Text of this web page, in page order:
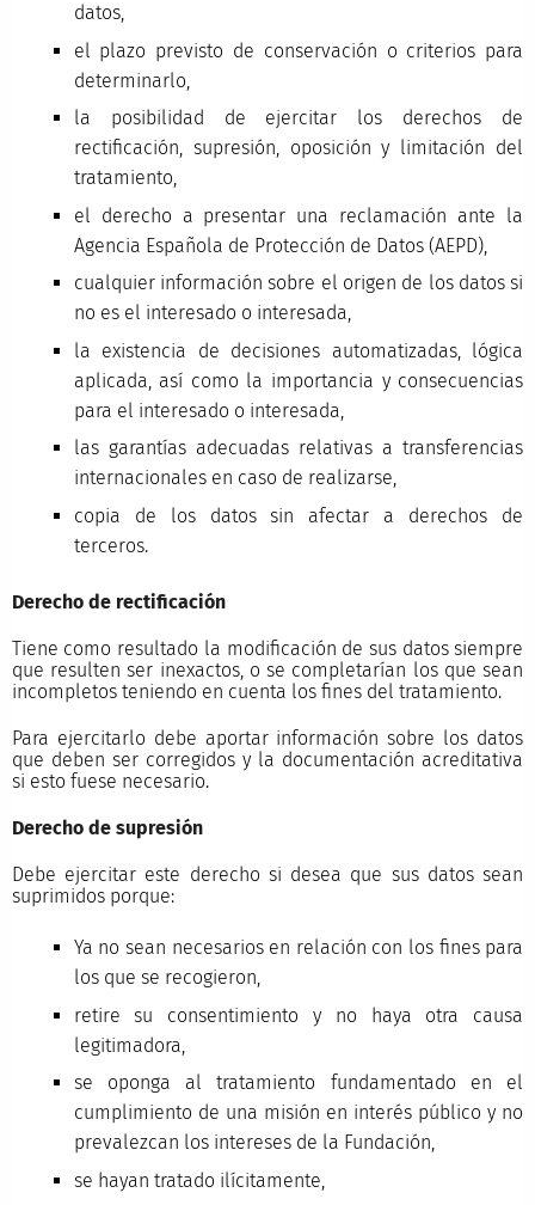
datos,
el plazo previsto de conservación o criterios para
determinarlo,
la posibilidad de ejercitar los derechos de
rectificación, supresión, oposición y limitación del
tratamiento,
el derecho a presentar una reclamación ante la
Agencia Española de Protección de Datos (AEPD),
cualquier información sobre el origen de los datos si
no es el interesado o interesada,
la existencia de decisiones automatizadas, lógica
aplicada, así como la importancia y consecuencias
para el interesado o interesada,
las garantías adecuadas relativas a transferencias
internacionales en caso de realizarse,
copia de los datos sin afectar a derechos de
terceros.
Derecho de rectificación
Tiene como resultado la modificación de sus datos siempre
que resulten ser inexactos, o se completarían los que sean
incompletos teniendo en cuenta los fines del tratamiento.
Para ejercitarlo debe aportar información sobre los datos
que deben ser corregidos y la documentación acreditativa
si esto fuese necesario.
Derecho de supresión
Debe ejercitar este derecho si desea que sus datos sean
suprimidos porque:
Ya no sean necesarios en relación con los fines para
los que se recogieron,
retire su consentimiento y no haya otra causa
legitimadora,
se oponga al tratamiento fundamentado en el
cumplimiento de una misión en interés público y no
prevalezcan los intereses de la Fundación,
se hayan tratado ilícitamente,